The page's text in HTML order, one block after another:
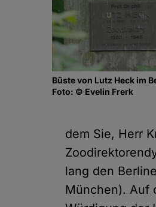
Büste von Lutz Heck im
Foto: © Evelin Frerk
dem Sie, Herr
lang den
München). Auf